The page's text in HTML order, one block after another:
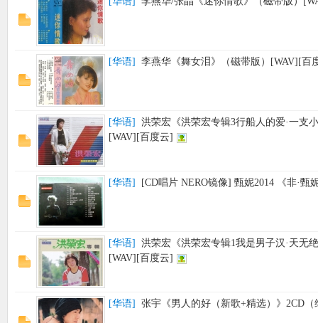
[华语] 李燕华《舞女泪》（磁带版）[WAV][百
[华语]
洪荣宏《洪荣宏专辑3行船人的爱·一支
[WAV][百度云]
[华语] [CD唱片 NERO镜像] 甄妮2014 《非·甄
[华语]
洪荣宏《洪荣宏专辑1我是男子汉·天无
[WAV][百度云]
[华语] 张宇《男人的好（新歌+精选）》2CD